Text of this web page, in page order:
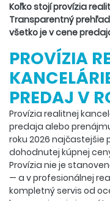
Koľko stojí provízia
Transparentný
všetko je v cene
PROVÍZIA
PREDAJ V
Provízia realitnej
predaja alebo
roku 2026 najčastejšie
dohodnutej kúpnej
Provízia nie je
— a v profesionálnej
kompletný servis od